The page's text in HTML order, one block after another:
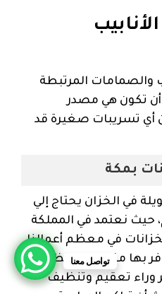
والصمامات المرتبطة
أن تكون هي مصدر
أي تسريبات صغيرة قد
بمكة
في الخزان يحتاج إلي
حيث نعتمد في المملكة
في معظم أعمالنا
بها مقومات النظافة
وراء تعقيم وتنظيف
تواصل معنا